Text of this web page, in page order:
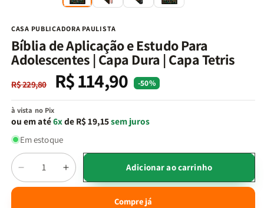
CASA PUBLICADORA PAULISTA
Bíblia de Aplicação e Estudo Para
Adolescentes | Capa Dura | Capa Tetris
Preço
normal
R$ 229,80
Preço
promocional
R$ 114,90 -50%
à vista no Pix
ou em até6xde R$ 19,15sem juros
Em estoque
Quantidade
Diminuir
a
Aumentar
a
quantidade
Adicionar ao carrinho
Compre já